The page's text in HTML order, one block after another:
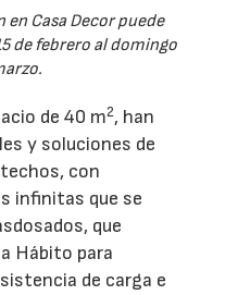
Casa Decor puede
de febrero al domingo
de 40 m2, han
y soluciones de
con
infinitas que se
que
Hábito para
de carga e